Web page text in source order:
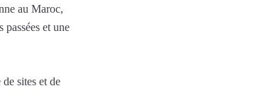
au Maroc,
et une
sites et de